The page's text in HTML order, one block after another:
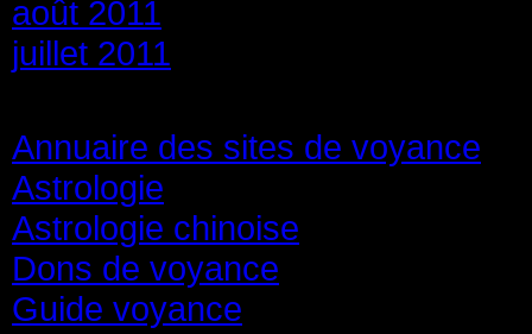
août 2011
juillet 2011
Annuaire des sites de voyance
Astrologie
Astrologie chinoise
Dons de voyance
Guide voyance